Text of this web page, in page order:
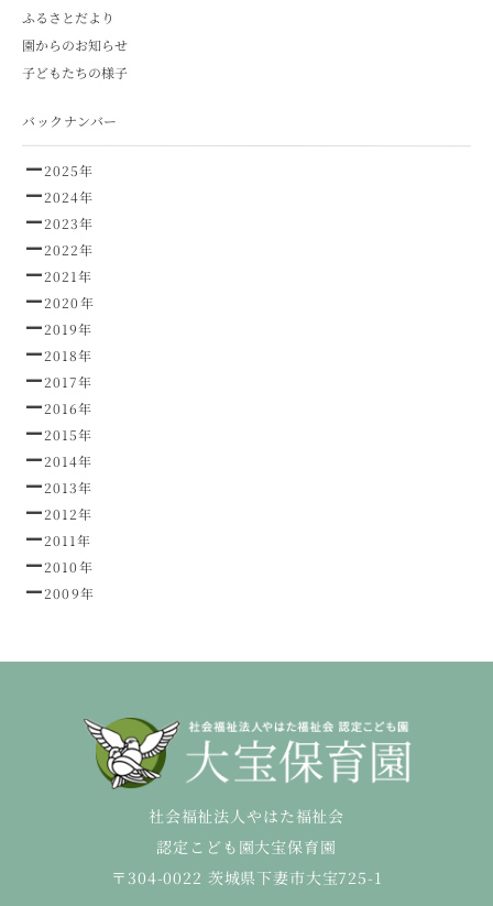
ふるさとだより
園からのお知らせ
子どもたちの様子
バックナンバー
2025年
2024年
2023年
2022年
2021年
2020年
2019年
2018年
2017年
2016年
2015年
2014年
2013年
2012年
2011年
2010年
2009年
社会福祉法人やはた福祉会
認定こども園大宝保育園
〒304-0022 茨城県下妻市大宝725-1